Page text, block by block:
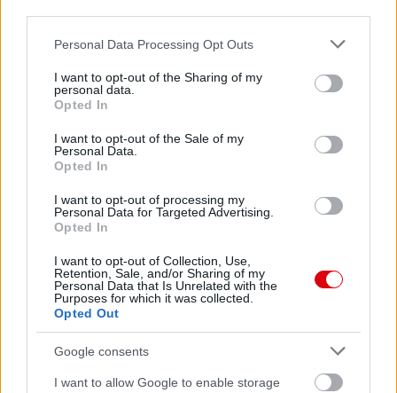
Please note that this website/app uses one or more Google
not limited to your visit or usage behaviour. You may click to
grant or deny consent to Google and its third-party tags to
use your data for below specified purposes in below Google
consent section.
Personal Data Processing Opt Outs
I want to opt-out of the Sharing of my
personal data.
Opted In
I want to opt-out of the Sale of my
Personal Data.
Opted In
I want to opt-out of processing my
Personal Data for Targeted Advertising.
Opted In
I want to opt-out of Collection, Use,
Retention, Sale, and/or Sharing of my
Personal Data that Is Unrelated with the
Purposes for which it was collected.
Opted Out
Google consents
I want to allow Google to enable storage
Meccs Center
Paris Saint-Germainvs
Felkészülési szezon 4. mérkőzés
Nya Ullevi, Göteborg
2026-08-08 17:00
Leeds Unitedvs Manchester United2026-08-12 20:30